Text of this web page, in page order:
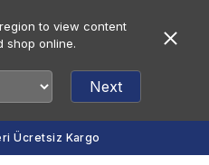
to view content
shop online.
Next
Ücretsiz Kargo